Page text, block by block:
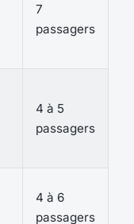
7
passagers
4 à 5
passagers
4 à 6
passagers